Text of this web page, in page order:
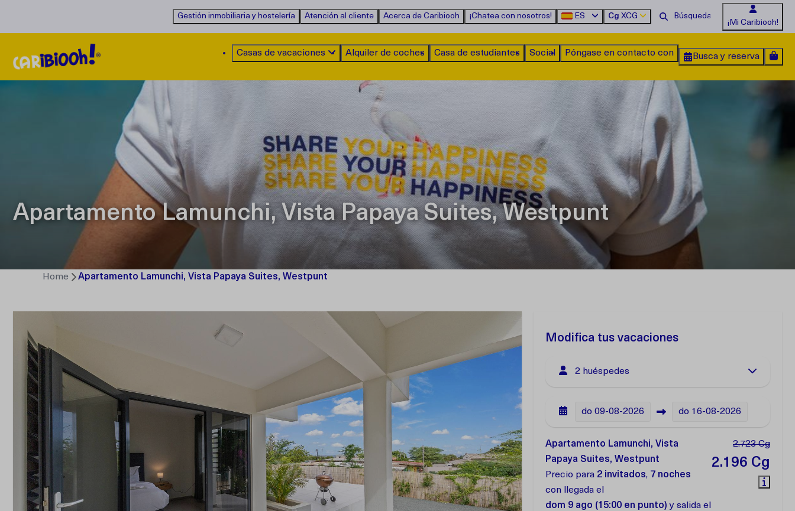
Gestión inmobiliaria y hostelería Atención al cliente Acerca de Caribiooh ¡Chatea con nosotros! ES Cg XCG
¡Mi Caribiooh!
Casas de vacaciones Alquiler de coches Casa de estudiantes Social Póngase en contacto con Busca y reserva
Apartamento Lamunchi, Vista Papaya Suites, Westpunt
Home Apartamento Lamunchi, Vista Papaya Suites, Westpunt
Modifica tus vacaciones
2 huéspedes
do 09-08-2026 do 16-08-2026
2.723 Cg
2.196 Cg
Apartamento Lamunchi, Vista
Papaya Suites, Westpunt
Precio para 2 invitados, 7 noches
con llegada el
dom 9 ago (15:00 en punto) y salida el